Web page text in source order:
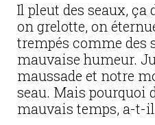
Il pleut des seaux,
on grelotte, on
trempés comme des
mauvaise humeur.
maussade et notre
seau. Mais pourquoi
mauvais temps, a-t-